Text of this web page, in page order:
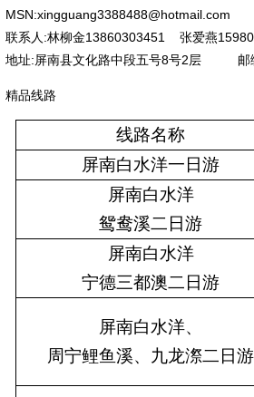
联系人:林柳金13860303451 张爱燕
地址:屏南县文化路中段五号8号2层
精品线路
线路名称
屏南白水洋一日游
屏南白水洋
鸳鸯溪二日游
屏南白水洋
宁德三都澳二日游
屏南白水洋、
周宁鲤鱼溪、九龙漈二日游